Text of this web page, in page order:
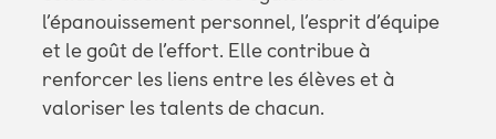
l’épanouissement personnel, l’esprit d’équipe
et le goût de l’effort. Elle contribue à
renforcer les liens entre les élèves et à
valoriser les talents de chacun.